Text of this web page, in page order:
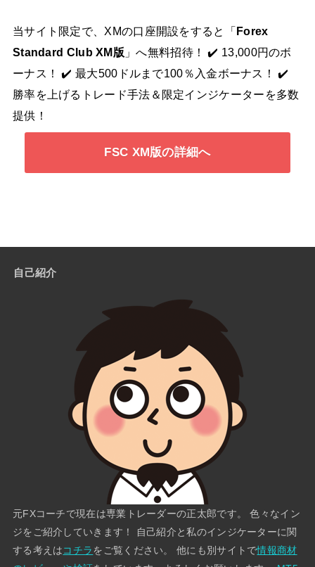
当サイト限定で、XMの口座開設をすると「 Forex
Standard Club XM版 」へ無料招待！ ✔️ 13,000円のボ
ーナス！ ✔️ 最大500ドルまで100％入金ボーナス！ ✔️
勝率を上げるトレード手法＆限定インジケーターを多数
提供！
FSC XM版の詳細へ
自己紹介
元FXコーチで現在は専業トレーダーの正太郎です。 色々なイン
ジをご紹介していきます！ 自己紹介と私のインジケーターに関
する考えはコチラをご覧ください。 他にも別サイトで情報商材